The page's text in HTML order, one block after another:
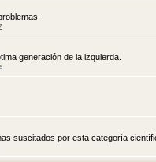
generación de la izquierda.
suscitados por esta categoría